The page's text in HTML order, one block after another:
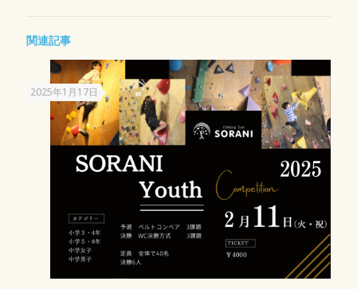
関連記事
2025年1月17日